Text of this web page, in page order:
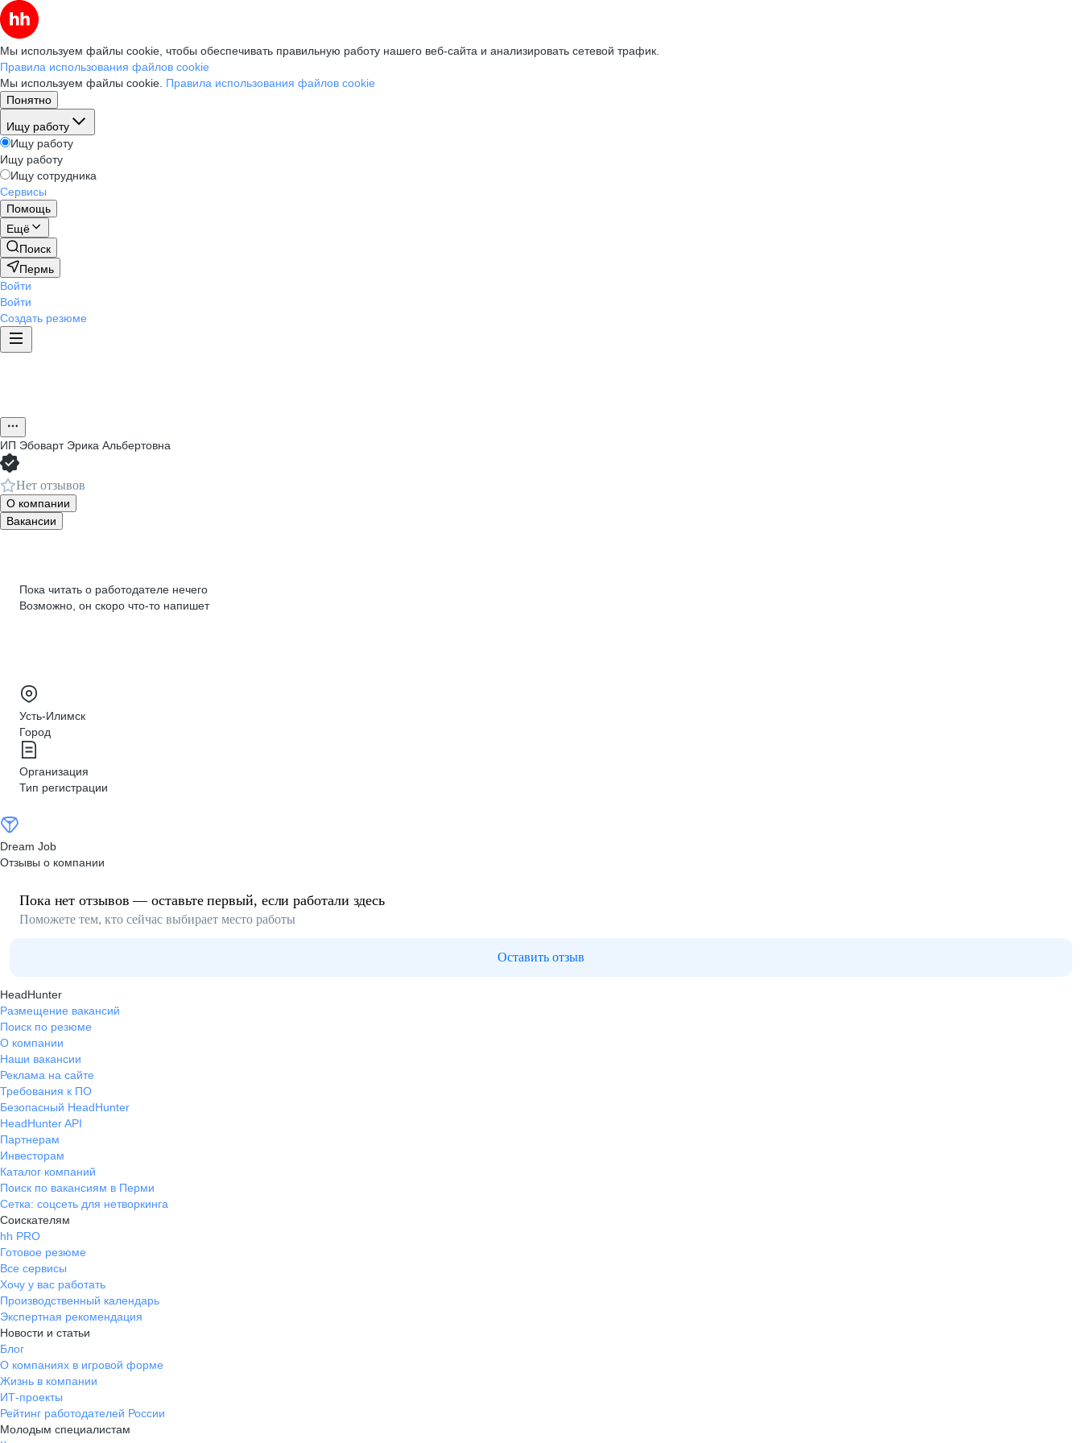
Мы используем файлы cookie, чтобы обеспечивать правильную работу нашего веб-сайта и анализировать сетевой трафик.
Правила использования файлов cookie
Мы используем файлы cookie. Правила использования файлов cookie
Понятно
Ищу работу
Ищу работу
Ищу работу
Ищу сотрудника
Сервисы
Помощь
Ещё
Поиск
Пермь
Войти
Войти
Создать резюме
ИП Эбоварт Эрика Альбертовна
Нет отзывов
О компании
Вакансии
Пока читать о работодателе нечего
Возможно, он скоро что‑то напишет
Усть-Илимск
Город
Организация
Тип регистрации
Dream Job
Отзывы о компании
Пока нет отзывов — оставьте первый, если работали здесь
Поможете тем, кто сейчас выбирает место работы
Оставить отзыв
HeadHunter
Размещение вакансий
Поиск по резюме
О компании
Наши вакансии
Реклама на сайте
Требования к ПО
Безопасный HeadHunter
HeadHunter API
Партнерам
Инвесторам
Каталог компаний
Поиск по вакансиям в Перми
Сетка: соцсеть для нетворкинга
Соискателям
hh PRO
Готовое резюме
Все сервисы
Хочу у вас работать
Производственный календарь
Экспертная рекомендация
Новости и статьи
Блог
О компаниях в игровой форме
Жизнь в компании
ИТ-проекты
Рейтинг работодателей России
Молодым специалистам